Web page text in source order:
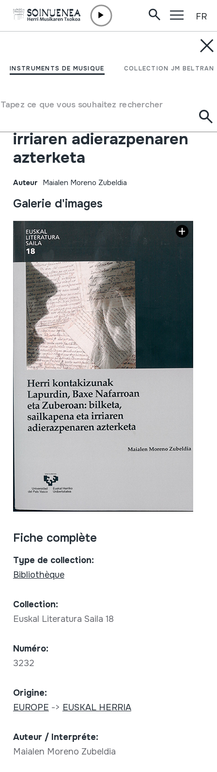
INSTRUMENTS DE MUSIQUE COLLECTION JM BELTRAN
Tapez ce que vous souhaitez rechercher
FR
Herri kontakizunak
Nafarroan eta Zuberoan:
irriaren adierazpenaren
azterketa
Auteur Maialen Moreno Zubeldia
Galerie d'images
Fiche complète
Type de collection:
Bibliothèque
Collection:
Euskal Literatura Saila 18
Numéro:
3232
Origine:
EUROPE -> EUSKAL HERRIA
Auteur / Interpréte:
Maialen Moreno Zubeldia